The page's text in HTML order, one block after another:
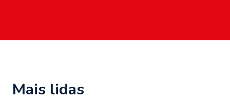
Mais lidas